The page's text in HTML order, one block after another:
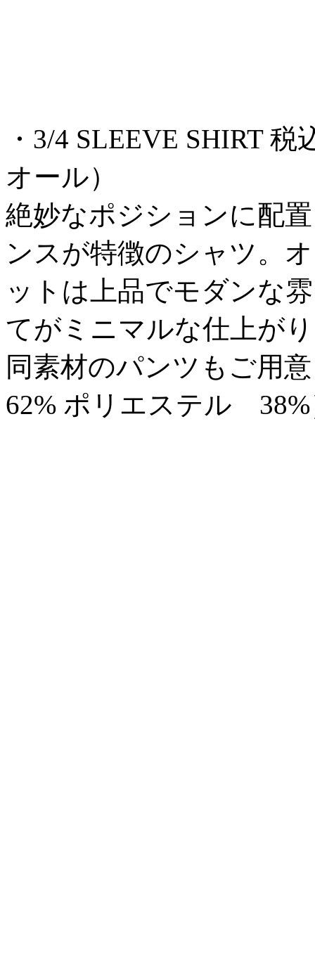
・3/4 SLEEVE SHIRT
オール）
絶妙なポジションに配
ンスが特徴のシャツ。
ットは上品でモダンな
てがミニマルな仕上が
同素材のパンツもご用
62% ポリエステル 38%